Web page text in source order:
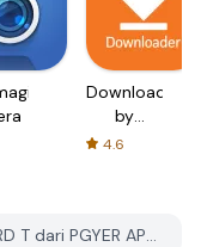
Downloader
by
AFTVnews
4.6
Bagaimana cara mengunduh BLACKBIRD T dari PGYER APK HUB?